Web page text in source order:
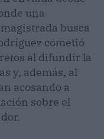
una
busca
cometió
al difundir la
y, además, al
acosando a
sobre el